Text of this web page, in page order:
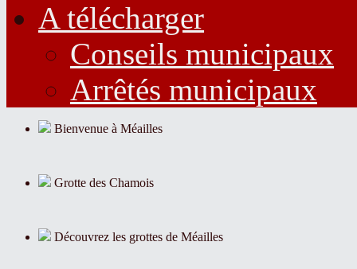
A télécharger
Conseils municipaux
Arrêtés municipaux
Bienvenue à Méailles
Grotte des Chamois
Découvrez les grottes de Méailles